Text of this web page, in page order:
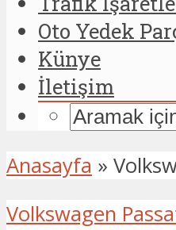
Oto Yedek
Künye
İletişim
Anasayfa »
Volkswagen